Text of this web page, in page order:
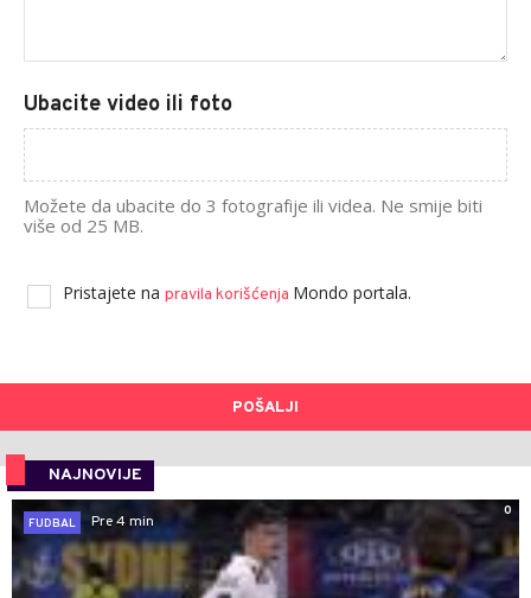
Ubacite video ili foto
Možete da ubacite do 3 fotografije ili videa. Ne smije biti
više od 25 MB.
Pristajete na pravila korišćenja Mondo portala.
POŠALJI
NAJNOVIJE
0
FUDBAL
Pre 4 min